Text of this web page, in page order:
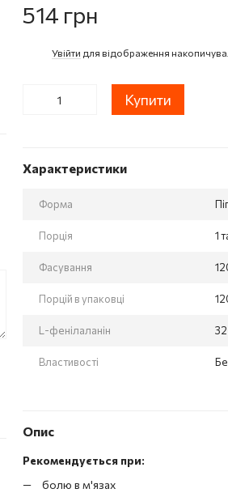
514 грн
Увійти для відображення
Купити
Характеристики
Форма
Порція 1
Фасування
Порцій в упаковці
L-фенілаланін
Властивості
Опис
Рекомендується при:
болю в м'язах